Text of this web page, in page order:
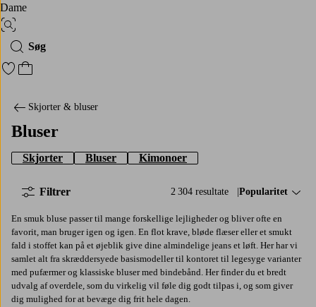
Dame
Billedsøgning
Søg
Gå til favoritmarkerede produkter
Gå til indkøbskurven
Skjorter & bluser
Bluser
Skjorter Bluser Kimonoer
2 304 resultate Sorter efter:
Popularitet
Filtrer
En smuk bluse passer til mange forskellige lejligheder og bliver ofte en
favorit, man bruger igen og igen. En flot krave, bløde flæser eller et smukt
fald i stoffet kan på et øjeblik give dine almindelige jeans et løft. Her har vi
samlet alt fra skræddersyede basismodeller til kontoret til legesyge varianter
med pufærmer og klassiske bluser med bindebånd. Her finder du et bredt
udvalg af overdele, som du virkelig vil føle dig godt tilpas i, og som giver
dig mulighed for at bevæge dig frit hele dagen.